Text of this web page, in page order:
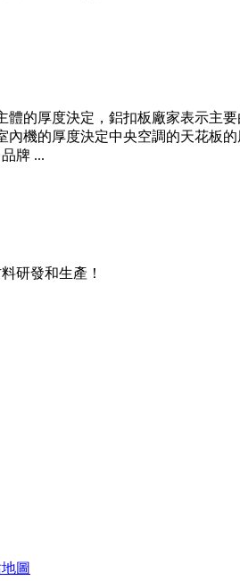
的厚度決定，鋁扣板廠家表示主
機的厚度決定中央空調的天花板
牌 ...
研發和生產！
圖